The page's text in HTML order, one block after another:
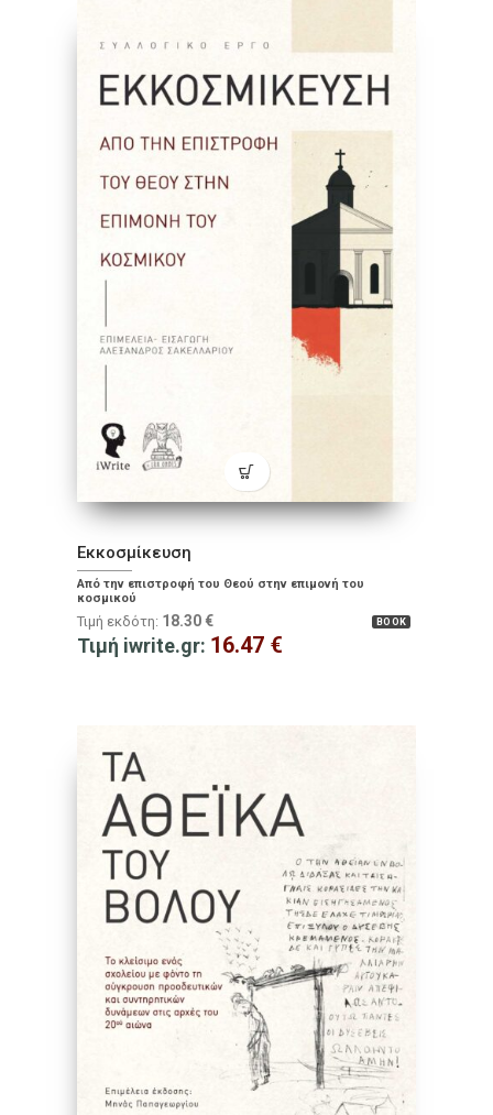
Εκκοσμίκευση
Από την επιστροφή του Θεού στην επιμονή του
κοσμικού
BOOK
Τιμή εκδότη: 18.30 €
Τιμή iwrite.gr: 16.47 €